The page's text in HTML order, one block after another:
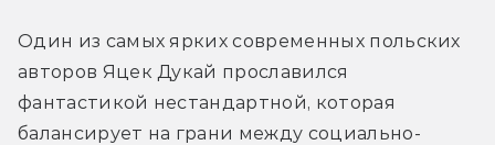
Один из самых ярких современных польских
авторов Яцек Дукай прославился
фантастикой нестандартной, которая
балансирует на грани между социально-